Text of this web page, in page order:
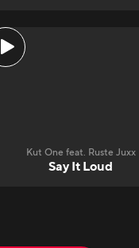
Kut One feat. Ruste Juxx
Say It Loud